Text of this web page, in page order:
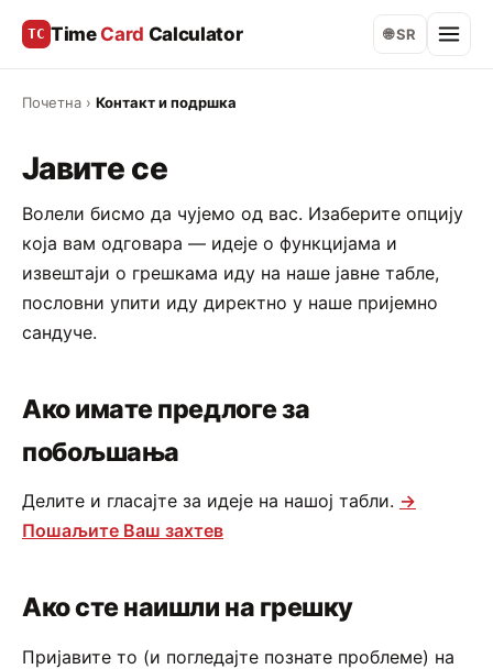
TC Time Card Calculator 🌐 SR
Почетна › Контакт и подршка
Јавите се
Волели бисмо да чујемо од вас. Изаберите опцију
која вам одговара — идеје о функцијама и
извештаји о грешкама иду на наше јавне табле,
пословни упити иду директно у наше пријемно
сандуче.
Ако имате предлоге за
побољшања
Делите и гласајте за идеје на нашој табли. →
Пошаљите Ваш захтев
Ако сте наишли на грешку
Пријавите то (и погледајте познате проблеме) на